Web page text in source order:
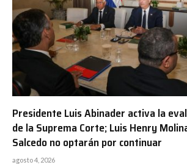
Presidente Luis Abinader activa la
de la Suprema Corte; Luis Henry
Salcedo no optarán por continuar
agosto 4, 2026